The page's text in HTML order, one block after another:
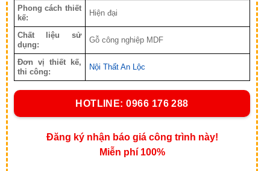
Phong cách thiết
kế:
Hiện đại
Chất liệu sử
dụng:
Gỗ công nghiệp MDF
Đơn vị thiết kế,
thi công:
Nội Thất An Lộc
HOTLINE: 0966 176 288
Đăng ký nhận báo giá công trình này!
Miễn phí 100%